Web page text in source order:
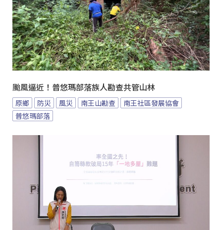
颱風逼近！普悠瑪部落族人勘查共管山林
原鄉 防災 風災 南王山勘查
南王社區發展協會
普悠瑪部落